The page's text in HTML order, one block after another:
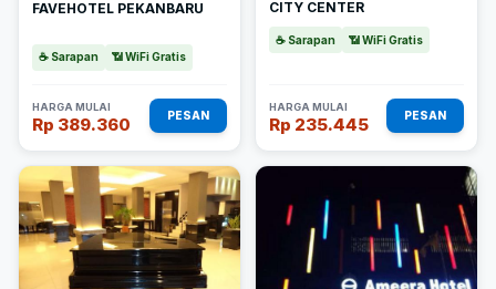
FAVEHOTEL PEKANBARU
☕ Sarapan 📶 WiFi Gratis
HARGA MULAI
Rp 389.360 PESAN
CITY CENTER
☕ Sarapan 📶 WiFi Gratis
HARGA MULAI
Rp 235.445 PESAN